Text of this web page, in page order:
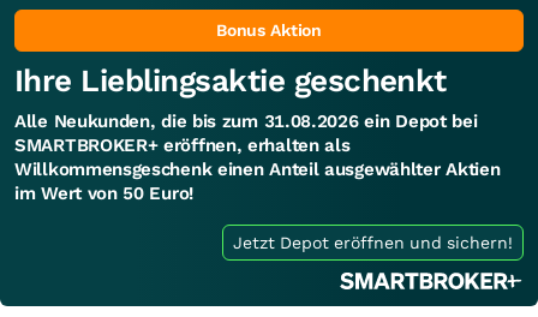
Bonus Aktion
Ihre Lieblingsaktie geschenkt
Alle Neukunden, die bis zum 31.08.2026 ein Depot bei
SMARTBROKER+ eröffnen, erhalten als
Willkommensgeschenk einen Anteil ausgewählter Aktien
im Wert von 50 Euro!
Jetzt Depot eröffnen und sichern!